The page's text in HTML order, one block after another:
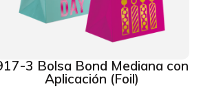
3 Bolsa Bond Mediana con
Aplicación (Foil)